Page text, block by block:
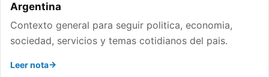
Argentina
Contexto general para seguir politica, economia,
sociedad, servicios y temas cotidianos del pais.
Leer nota